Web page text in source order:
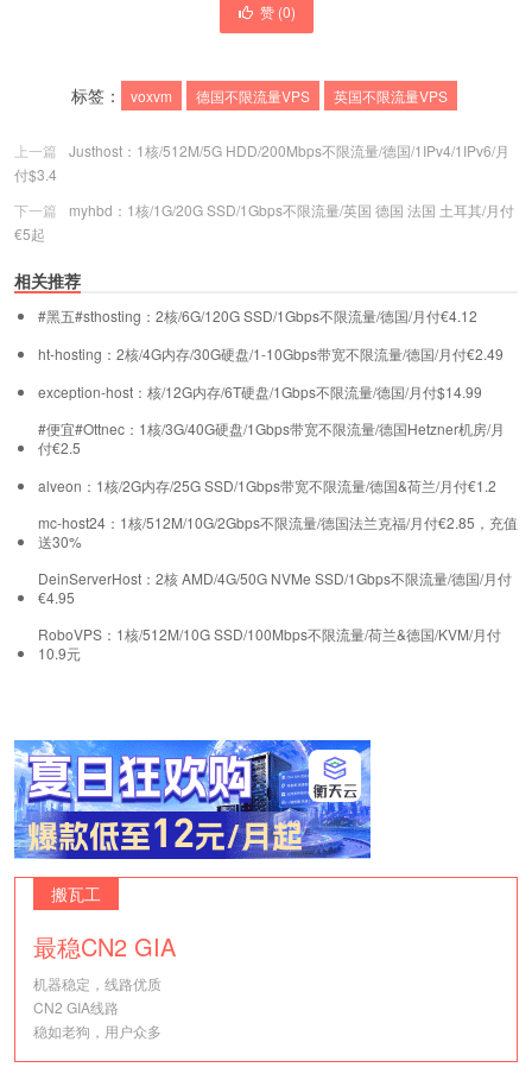
赞 (0)
标签： voxvm 德国不限流量VPS 英国不限流量VPS
上一篇
Justhost：1核/512M/5G HDD/200Mbps不限流量/德国/1IPv4/1IPv6/月
付$3.4
下一篇
myhbd：1核/1G/20G SSD/1Gbps不限流量/英国 德国 法国 土耳其/月付
€5起
相关推荐
#黑五#sthosting：2核/6G/120G SSD/1Gbps不限流量/德国/月付€4.12
ht-hosting：2核/4G内存/30G硬盘/1-10Gbps带宽不限流量/德国/月付€2.49
exception-host：核/12G内存/6T硬盘/1Gbps不限流量/德国/月付$14.99
#便宜#Ottnec：1核/3G/40G硬盘/1Gbps带宽不限流量/德国Hetzner机房/月
付€2.5
alveon：1核/2G内存/25G SSD/1Gbps带宽不限流量/德国&荷兰/月付€1.2
mc-host24：1核/512M/10G/2Gbps不限流量/德国法兰克福/月付€2.85，充值
送30%
DeinServerHost：2核 AMD/4G/50G NVMe SSD/1Gbps不限流量/德国/月付
€4.95
RoboVPS：1核/512M/10G SSD/100Mbps不限流量/荷兰&德国/KVM/月付
10.9元
搬瓦工
最稳CN2 GIA
机器稳定，线路优质
CN2 GIA线路
稳如老狗，用户众多